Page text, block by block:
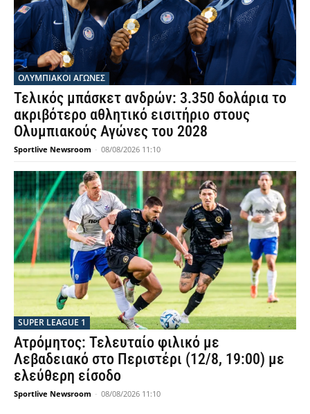
ΟΛΥΜΠΙΑΚΟΊ ΑΓΏΝΕΣ
Τελικός μπάσκετ ανδρών: 3.350 δολάρια το
ακριβότερο αθλητικό εισιτήριο στους
Ολυμπιακούς Αγώνες του 2028
Sportlive Newsroom - 08/08/2026 11:10
SUPER LEAGUE 1
Ατρόμητος: Τελευταίο φιλικό με
Λεβαδειακό στο Περιστέρι (12/8, 19:00) με
ελεύθερη είσοδο
Sportlive Newsroom - 08/08/2026 11:10